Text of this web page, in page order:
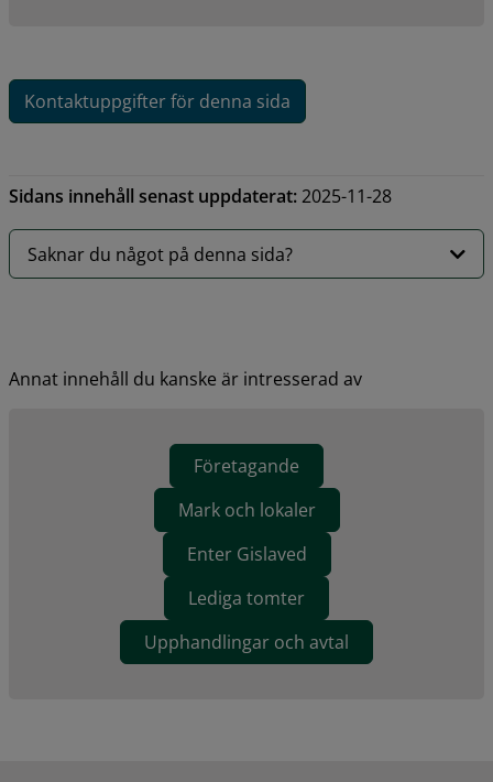
Kontaktuppgifter för denna sida
Sidans innehåll senast uppdaterat:2025-11-28
Saknar du något på denna sida?
Annat innehåll du kanske är intresserad av
Företagande
Mark och lokaler
Enter Gislaved
Lediga tomter
Upphandlingar och avtal